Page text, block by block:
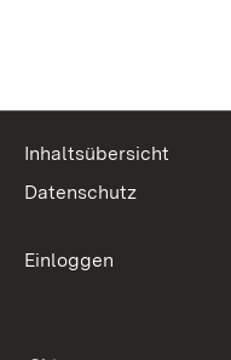
Inhaltsübersicht
Datenschutz
Einloggen